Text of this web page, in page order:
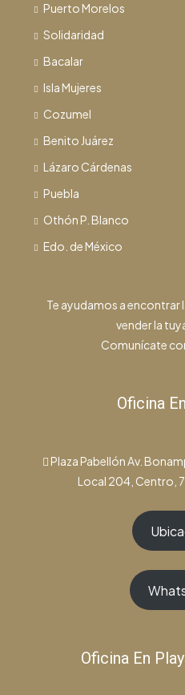
Puerto Morelos
Solidaridad
Bacalar
Isla Mujeres
Cozumel
Benito Juárez
Lázaro Cárdenas
Puebla
Othón P. Blanco
Edo. de México
Te ayudamos a
vender la
Comunícate
Oficina
Plaza Pabellón Av.
Local 204, Centro,
Oficina En